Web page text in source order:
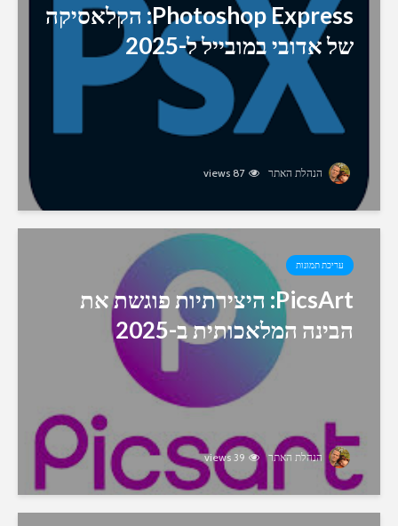
Photoshop Express: הקלאסיקה
של אדובי במובייל ל-2025
הנהלת האתר 87 views
עריכת תמונות
PicsArt: היצירתיות פוגשת את
הבינה המלאכותית ב-2025
הנהלת האתר 39 views